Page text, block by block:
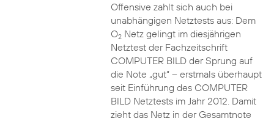
Offensive zahlt sich auch bei
unabhängigen Netztests aus: Dem
O2Netz gelingt im diesjährigen
Netztest der Fachzeitschrift
COMPUTER BILD der Sprung auf
die Note „gut“ – erstmals überhaupt
seit Einführung des COMPUTER
BILD Netztests im Jahr 2012. Damit
zieht das Netz in der Gesamtnote